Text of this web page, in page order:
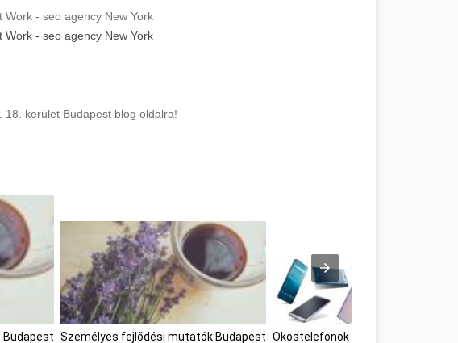
Work - seo agency New York
Work - seo agency New York
18. kerület Budapest blog oldalra!
Személyes fejlődési mutatók Budapest Okostelefonok Budapest